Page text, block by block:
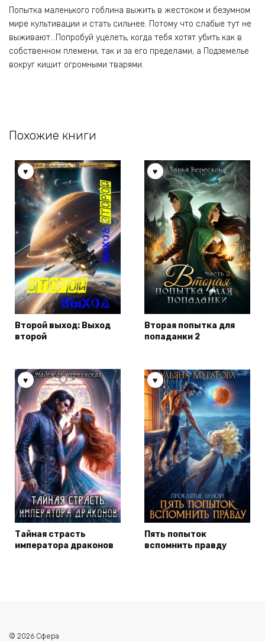
Попытка маленького гоблина выжить в жестоком и безумном
мире культивации и стать сильнее. Потому что слабые тут не
выживают…Попробуй уцелеть, когда тебя хотят убить как в
собственном племени, так и за его пределами, а Подземелье
вокруг кишит огромными тварями.
Похожие книги
Второй выход: Выход
второй
Вторая попытка для
попаданки 2
Тайная страсть
императора драконов
Пять попыток
вспомнить правду
© 2026 Сфера